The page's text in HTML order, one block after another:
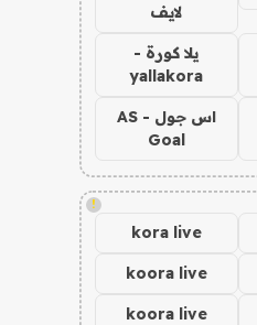
لايف
يلا كورة -
yallakora
اس جول - AS
Goal
!
kora live
koora live
koora live